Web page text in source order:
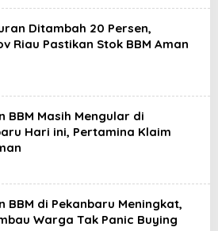
Ditambah 20 Persen,
Riau Pastikan Stok BBM Aman
BBM Masih Mengular di
Hari ini, Pertamina Klaim
BBM di Pekanbaru Meningkat,
Warga Tak Panic Buying